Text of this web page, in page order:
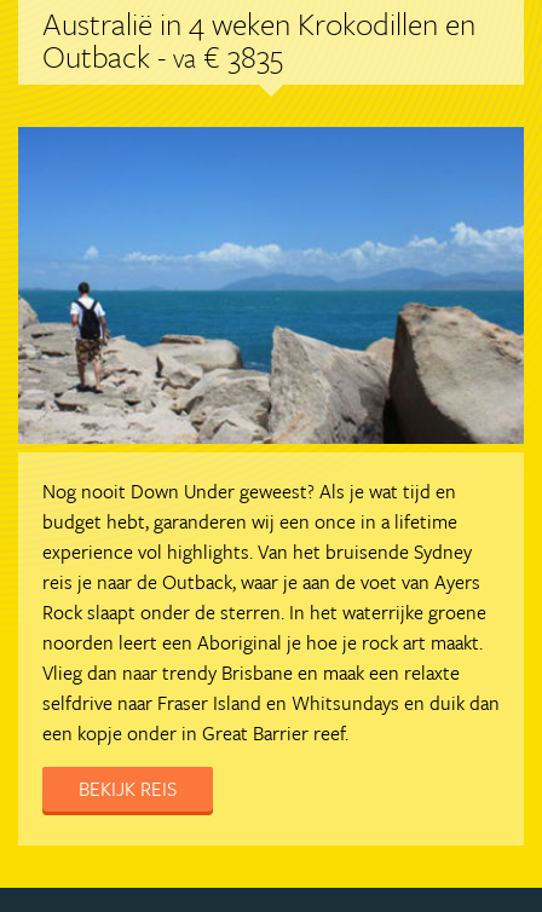
Australië in 4 weken Krokodillen en
Outback -va € 3835
Nog nooit Down Under geweest? Als je wat tijd en
budget hebt, garanderen wij een once in a lifetime
experience vol highlights. Van het bruisende Sydney
reis je naar de Outback, waar je aan de voet van Ayers
Rock slaapt onder de sterren. In het waterrijke groene
noorden leert een Aboriginal je hoe je rock art maakt.
Vlieg dan naar trendy Brisbane en maak een relaxte
selfdrive naar Fraser Island en Whitsundays en duik dan
een kopje onder in Great Barrier reef.
BEKIJK REIS